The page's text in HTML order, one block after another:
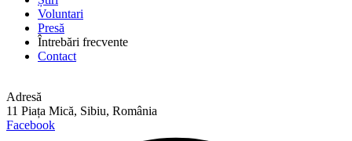
Voluntari
Presă
Întrebări frecvente
Contact
Adresă
11 Piața Mică, Sibiu, România
Facebook